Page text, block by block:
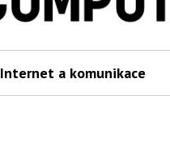
Internet a komunikace